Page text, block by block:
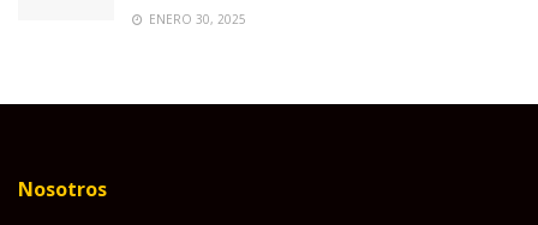
ENERO 30, 2025
Nosotros